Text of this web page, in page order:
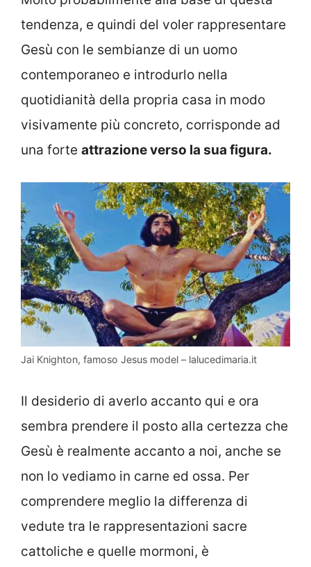
tendenza, e quindi del voler rappresentare
Gesù con le sembianze di un uomo
contemporaneo e introdurlo nella
quotidianità della propria casa in modo
visivamente più concreto, corrisponde ad
una forte attrazione verso la sua figura.
Jai Knighton, famoso Jesus model – lalucedimaria.it
Il desiderio di averlo accanto qui e ora
sembra prendere il posto alla certezza che
Gesù è realmente accanto a noi, anche se
non lo vediamo in carne ed ossa. Per
comprendere meglio la differenza di
vedute tra le rappresentazioni sacre
cattoliche e quelle mormoni, è